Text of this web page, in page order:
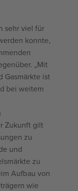
sehr viel für
konnte,
„Mit
Gasmärkte ist
bei weitem
Zukunft gilt
zu
und
zu
Aufbau von
wie